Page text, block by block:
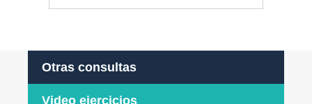
Otras consultas
Video ejercicios